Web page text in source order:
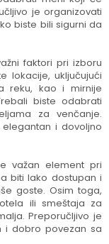
je organizovati
biste bili sigurni da
faktori pri izboru
lokacije, uključujući
reku, kao i mirnije
biste odabrati
za venčanje.
i dovoljno
važan element pri
biti lako dostupan i
goste. Osim toga,
ili smeštaja za
Preporučljivo je
i dobro povezan sa